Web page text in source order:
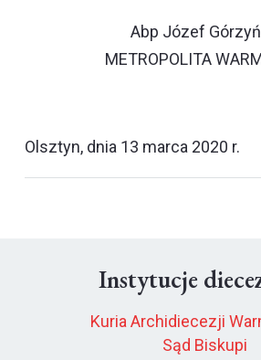
Abp Józef
METROPOLITA
Olsztyn, dnia 13 marca 2020 r.
Instytucje
Kuria Archidiecezji
Sąd Biskupi